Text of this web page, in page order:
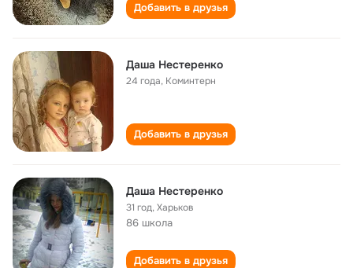
Добавить в друзья
Даша Нестеренко
24 года, Коминтерн
Добавить в друзья
Даша Нестеренко
31 год,Харьков
86 школа
Добавить в друзья